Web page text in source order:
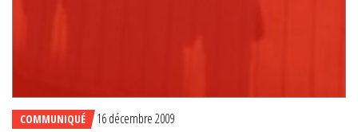
COMMUNIQUÉ 16 décembre 2009